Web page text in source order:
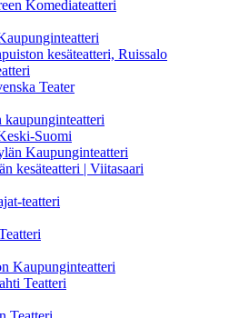
Komediateatteri
kesäteatteri, Ruissalo
Teater
kaupunginteatteri
Suomi
Kaupunginteatteri
kesäteatteri | Viitasaari
teatteri
Kaupunginteatteri
Teatteri